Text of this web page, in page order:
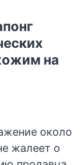
на
около
жалеет о